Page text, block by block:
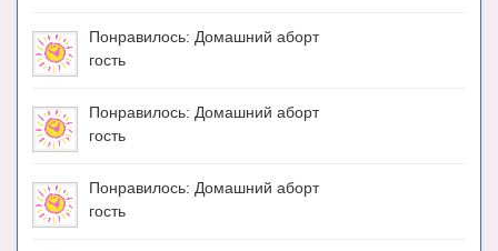
Приложения для Android
Полезные ссылки
Опросы
НОВОСТИ ЛОПОТУНА
Понравилось: Домашний аборт
гость
Понравилось: Домашний аборт
гость
Понравилось: Домашний аборт
гость